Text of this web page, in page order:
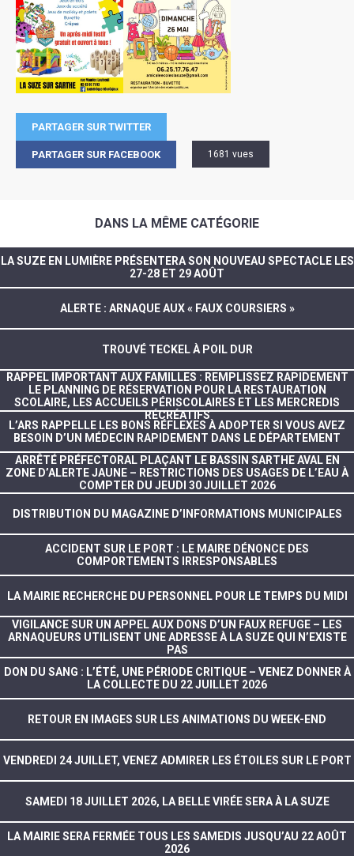
PARTAGER SUR TWITTER
PARTAGER SUR FACEBOOK 1681 vues
DANS LA MÊME CATÉGORIE
LA SUZE EN LUMIÈRE PRÉSENTERA SON NOUVEAU SPECTACLE LES
27-28 ET 29 AOÛT
ALERTE : ARNAQUE AUX « FAUX COURSIERS »
TROUVÉ TECKEL À POIL DUR
RAPPEL IMPORTANT AUX FAMILLES : REMPLISSEZ RAPIDEMENT
LE PLANNING DE RÉSERVATION POUR LA RESTAURATION
SCOLAIRE, LES ACCUEILS PÉRISCOLAIRES ET LES MERCREDIS
RÉCRÉATIFS
L’ARS RAPPELLE LES BONS RÉFLEXES À ADOPTER SI VOUS AVEZ
BESOIN D’UN MÉDECIN RAPIDEMENT DANS LE DÉPARTEMENT
ARRÊTÉ PRÉFECTORAL PLAÇANT LE BASSIN SARTHE AVAL EN
ZONE D’ALERTE JAUNE – RESTRICTIONS DES USAGES DE L’EAU À
COMPTER DU JEUDI 30 JUILLET 2026
DISTRIBUTION DU MAGAZINE D’INFORMATIONS MUNICIPALES
ACCIDENT SUR LE PORT : LE MAIRE DÉNONCE DES
COMPORTEMENTS IRRESPONSABLES
LA MAIRIE RECHERCHE DU PERSONNEL POUR LE TEMPS DU MIDI
VIGILANCE SUR UN APPEL AUX DONS D’UN FAUX REFUGE – LES
ARNAQUEURS UTILISENT UNE ADRESSE À LA SUZE QUI N’EXISTE
PAS
DON DU SANG : L’ÉTÉ, UNE PÉRIODE CRITIQUE – VENEZ DONNER À
LA COLLECTE DU 22 JUILLET 2026
RETOUR EN IMAGES SUR LES ANIMATIONS DU WEEK-END
VENDREDI 24 JUILLET, VENEZ ADMIRER LES ÉTOILES SUR LE PORT
SAMEDI 18 JUILLET 2026, LA BELLE VIRÉE SERA À LA SUZE
LA MAIRIE SERA FERMÉE TOUS LES SAMEDIS JUSQU’AU 22 AOÛT
2026